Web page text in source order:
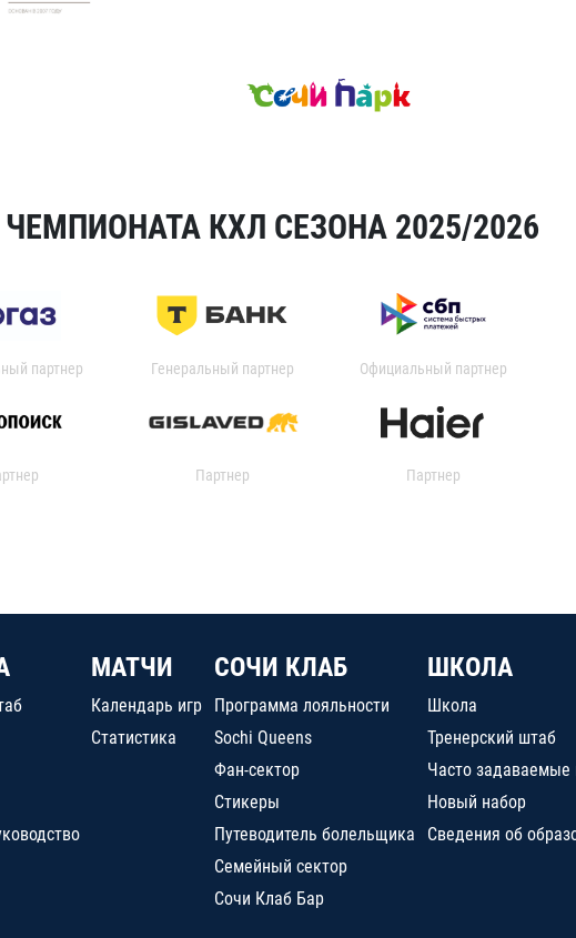
КХЛ СЕЗОНА 2025/2026
партнер Генеральный партнер Официальный партнер
Партнер Партнер
МАТЧИ
Календарь игр
Статистика
СОЧИ КЛАБ
Программа лояльности
Sochi Queens
Фан-сектор
Стикеры
Путеводитель болельщика
Семейный сектор
Сочи Клаб Бар
ШКОЛА
Школа
Тренерский штаб
Часто задаваемые
Новый набор
Сведения об